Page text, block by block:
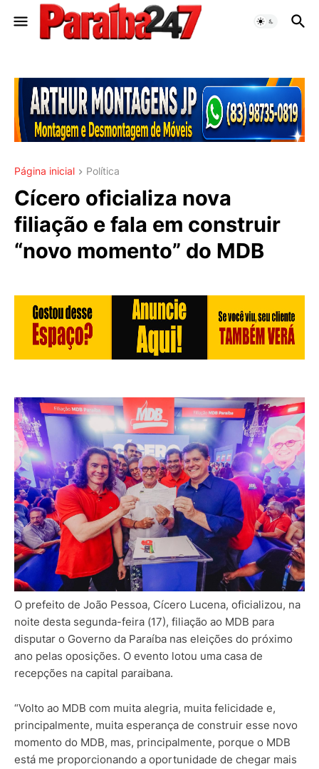
Página inicial Política
Cícero oficializa nova
filiação e fala em construir
“novo momento” do MDB
O prefeito de João Pessoa, Cícero Lucena, oficializou, na
noite desta segunda-feira (17), filiação ao MDB para
disputar o Governo da Paraíba nas eleições do próximo
ano pelas oposições. O evento lotou uma casa de
recepções na capital paraibana.
“Volto ao MDB com muita alegria, muita felicidade e,
principalmente, muita esperança de construir esse novo
momento do MDB, mas, principalmente, porque o MDB
está me proporcionando a oportunidade de chegar mais